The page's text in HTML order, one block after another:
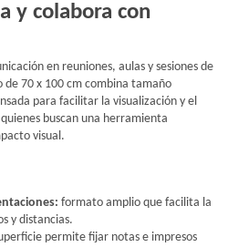
y colabora con
en reuniones, aulas y sesiones de
70 x 100 cm combina tamaño
para facilitar la visualización y el
buscan una herramienta
visual.
formato amplio que facilita la
y distancias.
permite fijar notas e impresos